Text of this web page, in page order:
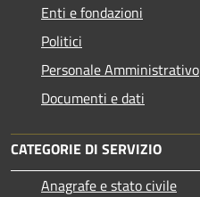
Enti e fondazioni
Politici
Personale Amministrativo
Documenti e dati
CATEGORIE DI SERVIZIO
Anagrafe e stato civile